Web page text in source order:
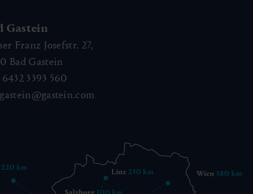
Gastein
Franz Josefstr. 27,
Bad Gastein
6432 3393 560